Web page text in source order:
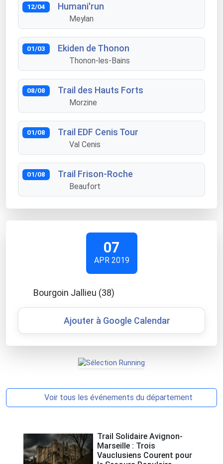
12/04 Humani'run
Meylan
01/03 Ekiden de Thonon
Thonon-les-Bains
08/08 Trail des Hauts Forts
Morzine
01/08 Trail EDF Cenis Tour
Val Cenis
01/08 Trail Frison-Roche
Beaufort
07
APR 2019
Bourgoin Jallieu (38)
Ajouter à Google Calendar
Voir tous les événements du département
Trail Solidaire Avignon-
Marseille : Trois
Vauclusiens Courent pour